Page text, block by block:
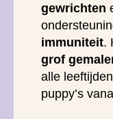
gewrichten
immuniteit.
grof
alle
puppy’s